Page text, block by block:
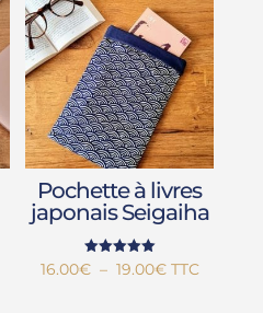
Pochette à livres
japonais Seigaiha
Note
5.00
16.00€ – 19.00€Plage
TTC